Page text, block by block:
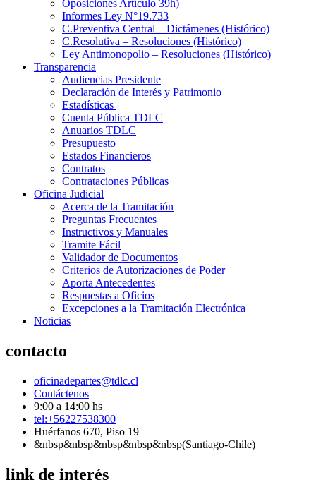
Oposiciones Artículo 39h)
Informes Ley N°19.733
C.Preventiva Central – Dictámenes (Histórico)
C.Resolutiva – Resoluciones (Histórico)
Ley Antimonopolio – Resoluciones (Histórico)
Transparencia
Audiencias Presidente
Declaración de Interés y Patrimonio
Estadísticas
Cuenta Pública TDLC
Anuarios TDLC
Presupuesto
Estados Financieros
Contratos
Contrataciones Públicas
Oficina Judicial
Acerca de la Tramitación
Preguntas Frecuentes
Instructivos y Manuales
Tramite Fácil
Validador de Documentos
Criterios de Autorizaciones de Poder
Aporta Antecedentes
Respuestas a Oficios
Excepciones a la Tramitación Electrónica
Noticias
contacto
oficinadepartes@tdlc.cl
Contáctenos
9:00 a 14:00 hs
tel:+56227538300
Huérfanos 670, Piso 19
&nbsp&nbsp&nbsp&nbsp&nbsp(Santiago-Chile)
link de interés